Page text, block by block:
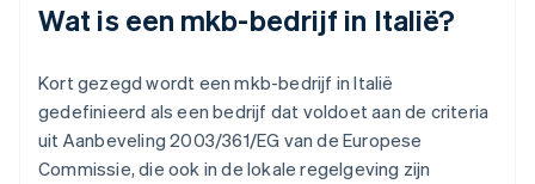
Wat is een mkb-bedrijf in Italië?
Kort gezegd wordt een mkb-bedrijf in Italië
gedefinieerd als een bedrijf dat voldoet aan de criteria
uit Aanbeveling 2003/361/EG van de Europese
Commissie, die ook in de lokale regelgeving zijn